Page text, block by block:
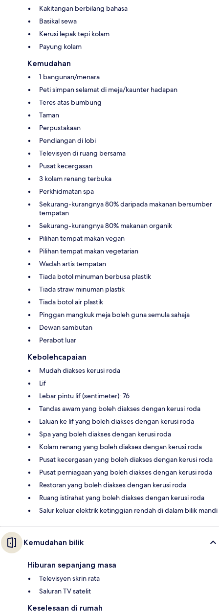
Kakitangan berbilang bahasa
Basikal sewa
Kerusi lepak tepi kolam
Payung kolam
Kemudahan
1 bangunan/menara
Peti simpan selamat di meja/kaunter hadapan
Teres atas bumbung
Taman
Perpustakaan
Pendiangan di lobi
Televisyen di ruang bersama
Pusat kecergasan
3 kolam renang terbuka
Perkhidmatan spa
Sekurang-kurangnya 80% daripada makanan bersumber
tempatan
Sekurang-kurangnya 80% makanan organik
Pilihan tempat makan vegan
Pilihan tempat makan vegetarian
Wadah artis tempatan
Tiada botol minuman berbusa plastik
Tiada straw minuman plastik
Tiada botol air plastik
Pinggan mangkuk meja boleh guna semula sahaja
Dewan sambutan
Perabot luar
Kebolehcapaian
Mudah diakses kerusi roda
Lif
Lebar pintu lif (sentimeter): 76
Tandas awam yang boleh diakses dengan kerusi roda
Laluan ke lif yang boleh diakses dengan kerusi roda
Spa yang boleh diakses dengan kerusi roda
Kolam renang yang boleh diakses dengan kerusi roda
Pusat kecergasan yang boleh diakses dengan kerusi roda
Pusat perniagaan yang boleh diakses dengan kerusi roda
Restoran yang boleh diakses dengan kerusi roda
Ruang istirahat yang boleh diakses dengan kerusi roda
Salur keluar elektrik ketinggian rendah di dalam bilik mandi
Kemudahan bilik
Hiburan sepanjang masa
Televisyen skrin rata
Saluran TV satelit
Keselesaan di rumah